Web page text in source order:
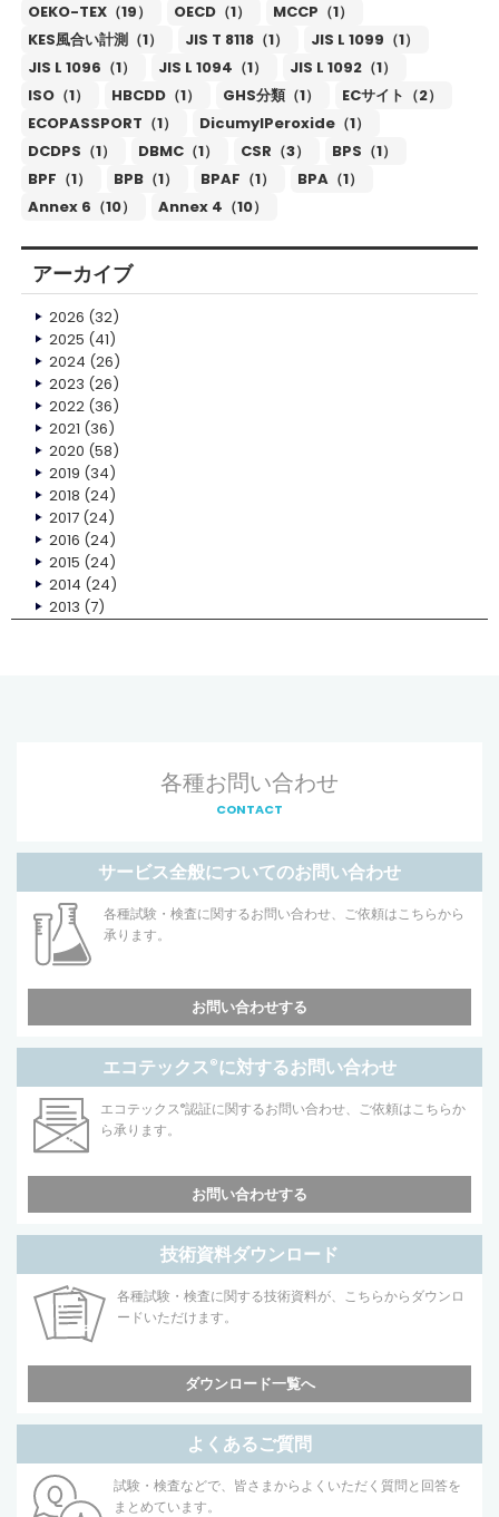
OEKO-TEX（19）
OECD（1）
MCCP（1）
KES風合い計測（1）
JIS T 8118（1）
JIS L 1099（1）
JIS L 1096（1）
JIS L 1094（1）
JIS L 1092（1）
ISO（1）
HBCDD（1） GHS分類（1）
ECサイト（2）
ECOPASSPORT（1）
DicumylPeroxide（1）
DCDPS（1）
DBMC（1） CSR（3）
BPS（1）
BPF（1）
BPB（1） BPAF（1）
BPA（1）
Annex 6（10）
Annex 4（10）
アーカイブ
2026 (32)
2025 (41)
2024 (26)
2023 (26)
2022(36)
2021 (36)
2020 (58)
2019 (34)
2018 (24)
2017(24)
2016 (24)
2015 (24)
2014 (24)
2013 (7)
各種お問い合わせ
CONTACT
サービス全般についてのお問い合わせ
各種試験・検査に関するお問い合わせ、ご依頼はこちらから
承ります。
お問い合わせする
エコテックス®に対するお問い合わせ
エコテックス®認証に関するお問い合わせ、ご依頼はこちらか
ら承ります。
お問い合わせする
技術資料ダウンロード
各種試験・検査に関する技術資料が、こちらからダウンロ
ードいただけます。
ダウンロード一覧へ
よくあるご質問
試験・検査などで、皆さまからよくいただく質問と回答を
まとめています。